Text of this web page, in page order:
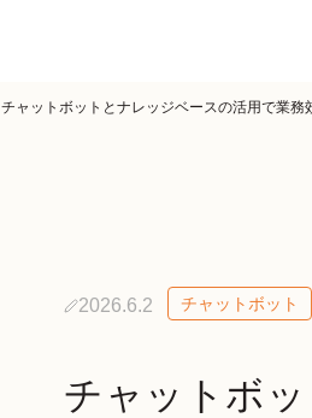
チャットボットとナレッジベースの活用で業
2026.6.2 チャットボット
チャットボ